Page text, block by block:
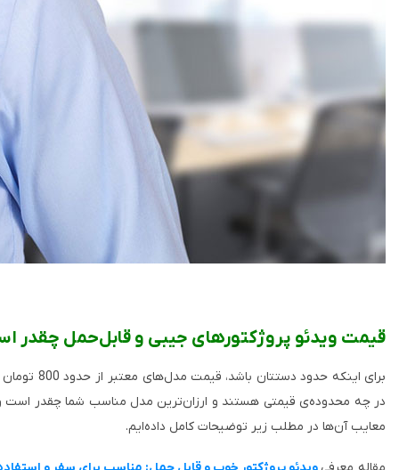
قیمت ویدئو پروژکتورهای جیبی و قابل‌حمل چقدر
برای
در چه محدوده‌ی قیمتی هستند و ارزان‌ترین مدل مناسب شما چقدر است
معایب آن‌ها در مطلب زیر توضیحات کامل داده‌ایم.